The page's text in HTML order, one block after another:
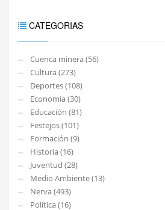
CATEGORIAS
Cuenca minera (56)
Cultura (273)
Deportes (108)
Economía (30)
Educación (81)
Festejos (101)
Formación (9)
Historia (16)
Juventud (28)
Medio Ambiente (13)
Nerva (493)
Política (16)